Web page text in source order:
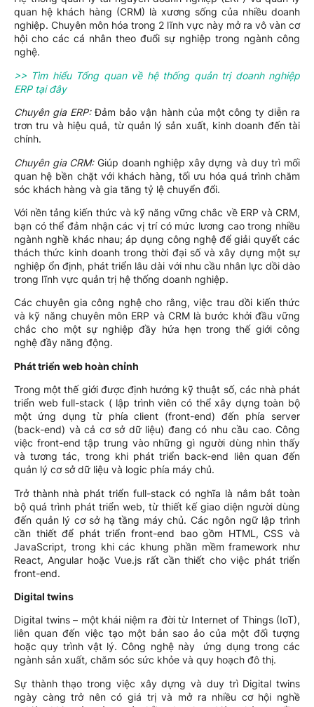
quan hệ khách hàng (CRM) là xương sống của nhiều doanh
nghiệp. Chuyên môn hóa trong 2 lĩnh vực này mở ra vô vàn cơ
hội cho các cá nhân theo đuổi sự nghiệp trong ngành công
nghệ.
>> Tìm hiểu Tổng quan về hệ thống quản trị doanh nghiệp
ERP tại đây
Chuyên gia ERP:Đảm bảo vận hành của một công ty diễn ra
trơn tru và hiệu quả, từ quản lý sản xuất, kinh doanh đến tài
chính.
Chuyên gia CRM:Giúp doanh nghiệp xây dựng và duy trì mối
quan hệ bền chặt với khách hàng, tối ưu hóa quá trình chăm
sóc khách hàng và gia tăng tỷ lệ chuyển đổi.
Với nền tảng kiến thức và kỹ năng vững chắc về ERP và CRM,
bạn có thể đảm nhận các vị trí có mức lương cao trong nhiều
ngành nghề khác nhau; áp dụng công nghệ để giải quyết các
thách thức kinh doanh trong thời đại số và xây dựng một sự
nghiệp ổn định, phát triển lâu dài với nhu cầu nhân lực dồi dào
trong lĩnh vực quản trị hệ thống doanh nghiệp.
Các chuyên gia công nghệ cho rằng, việc trau dồi kiến thức
và kỹ năng chuyên môn ERP và CRM là bước khởi đầu vững
chắc cho một sự nghiệp đầy hứa hẹn trong thế giới công
nghệ đầy năng động.
Phát triển web hoàn chỉnh
Trong một thế giới được định hướng kỹ thuật số, các nhà phát
triển web full-stack ( lập trình viên có thể xây dựng toàn bộ
một ứng dụng từ phía client (front-end) đến phía server
(back-end) và cả cơ sở dữ liệu) đang có nhu cầu cao. Công
việc front-end tập trung vào những gì người dùng nhìn thấy
và tương tác, trong khi phát triển back-end liên quan đến
quản lý cơ sở dữ liệu và logic phía máy chủ.
Trở thành nhà phát triển full-stack có nghĩa là nắm bắt toàn
bộ quá trình phát triển web, từ thiết kế giao diện người dùng
đến quản lý cơ sở hạ tầng máy chủ. Các ngôn ngữ lập trình
cần thiết để phát triển front-end bao gồm HTML, CSS và
JavaScript, trong khi các khung phần mềm framework như
React, Angular hoặc Vue.js rất cần thiết cho việc phát triển
front-end.
Digital twins
Digital twins – một khái niệm ra đời từ Internet of Things (IoT),
liên quan đến việc tạo một bản sao ảo của một đối tượng
hoặc quy trình vật lý. Công nghệ này ứng dụng trong các
ngành sản xuất, chăm sóc sức khỏe và quy hoạch đô thị.
Sự thành thạo trong việc xây dựng và duy trì Digital twins
ngày càng trở nên có giá trị và mở ra nhiều cơ hội nghề